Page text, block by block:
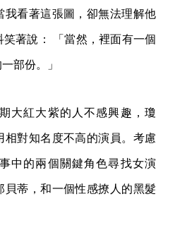
我看著這張圖，卻無法理解他
著說： 「當然，裡面有一個
部份。」
大紅大紫的人不感興趣，瓊
相對知名度不高的演員。考慮
中的兩個關鍵角色尋找女演
貝蒂，和一個性感撩人的黑髮